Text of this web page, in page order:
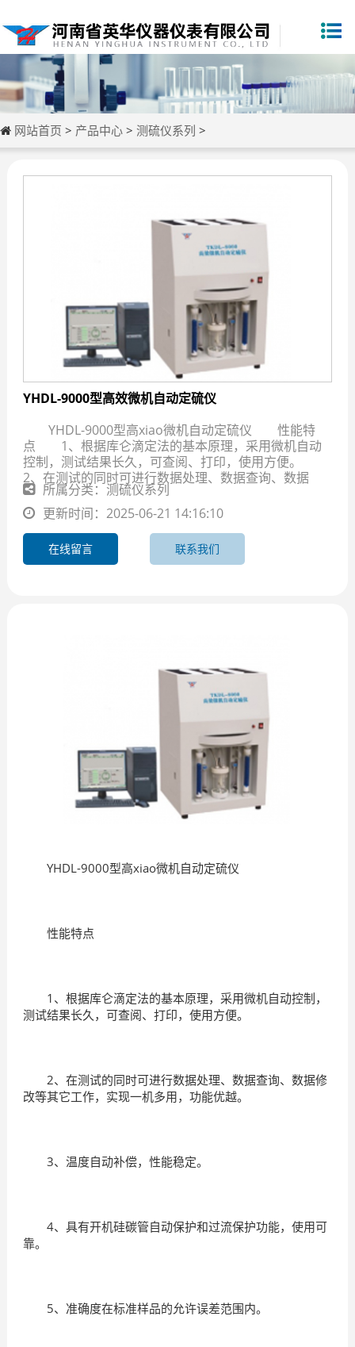
网站首页 > 产品中心 > 测硫仪系列 >
YHDL-9000型高效微机自动定硫仪
YHDL-9000型高xiao微机自动定硫仪 性能特
点 1、根据库仑滴定法的基本原理，采用微机自动
控制，测试结果长久，可查阅、打印，使用方便。
2、在测试的同时可进行数据处理、数据查询、数据
所属分类：测硫仪系列
更新时间：2025-06-21 14:16:10
在线留言 联系我们
YHDL-9000型高xiao微机自动定硫仪
性能特点
1、根据库仑滴定法的基本原理，采用微机自动控制，
测试结果长久，可查阅、打印，使用方便。
2、在测试的同时可进行数据处理、数据查询、数据修
改等其它工作，实现一机多用，功能优越。
3、温度自动补偿，性能稳定。
4、具有开机硅碳管自动保护和过流保护功能，使用可
靠。
5、准确度在标准样品的允许误差范围内。